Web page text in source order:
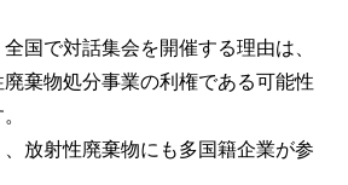
国で対話集会を開催する理由は、
棄物処分事業の利権である可能性
放射性廃棄物にも多国籍企業が参